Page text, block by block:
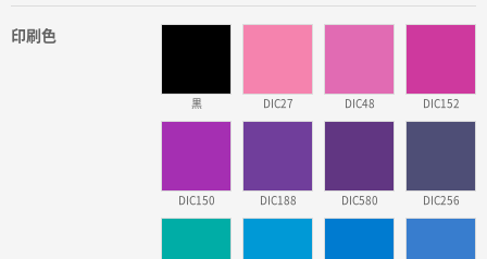
印刷色
黒 DIC27 DIC48 DIC152
DIC150 DIC188 DIC580 DIC256